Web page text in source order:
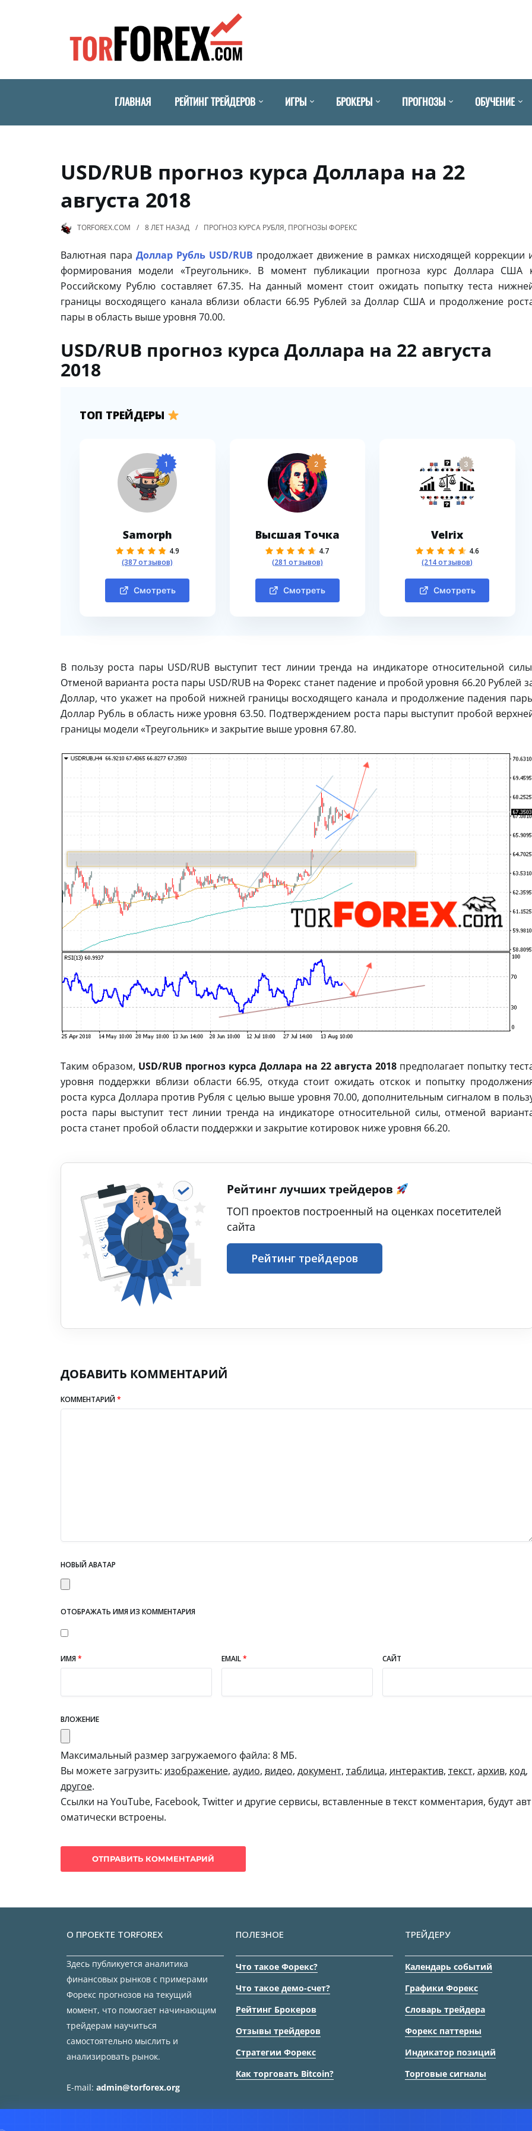
ГЛАВНАЯ РЕЙТИНГ ТРЕЙДЕРОВ ИГРЫ БРОКЕРЫ ПРОГНОЗЫ ОБУЧЕНИЕ
USD/RUB прогноз курса Доллара на 22
августа 2018
TORFOREX.COM 8 ЛЕТ НАЗАД ПРОГНОЗ КУРСА РУБЛЯ, ПРОГНОЗЫ ФОРЕКС
Валютная параДоллар Рубль USD/RUB продолжает движение в рамках нисходящей коррекции
формирования модели «Треугольник». В момент публикации прогноза курс Доллара США
Российскому Рублю составляет 67.35. На данный момент стоит ожидать попытку теста
границы восходящего канала вблизи области 66.95 Рублей за Доллар США и продолжение
пары в область выше уровня 70.00.
USD/RUB прогноз курса Доллара на 22 августа
2018
ТОП ТРЕЙДЕРЫ
1
Samorph
4.9
(387 отзывов)
Смотреть
2
Высшая Точка
4.7
(281 отзывов)
Смотреть
3
Velrix
4.6
(214 отзывов)
Смотреть
В пользу роста пары USD/RUB выступит тест линии тренда на индикаторе относительной
Отменой варианта роста пары USD/RUB на Форекс станет падение и пробой уровня 66.20 Рублей
Доллар, что укажет на пробой нижней границы восходящего канала и продолжение падения
Доллар Рубль в область ниже уровня 63.50. Подтверждением роста пары выступит пробой
границы модели «Треугольник» и закрытие выше уровня 67.80.
Таким образом, USD/RUB прогноз курса Доллара на 22 августа 2018предполагает попытку
уровня поддержки вблизи области 66.95, откуда стоит ожидать отскок и попытку
роста курса Доллара против Рубля с целью выше уровня 70.00, дополнительным сигналом в
роста пары выступит тест линии тренда на индикаторе относительной силы, отменой
роста станет пробой области поддержки и закрытие котировок ниже уровня 66.20.
Рейтинг лучших трейдеров
ТОП проектов построенный на оценках посетителей
сайта
Рейтинг трейдеров
ДОБАВИТЬ КОММЕНТАРИЙ
КОММЕНТАРИЙ*
НОВЫЙ АВАТАР
ОТОБРАЖАТЬ ИМЯ ИЗ КОММЕНТАРИЯ
ИМЯ* EMAIL* САЙТ
ВЛОЖЕНИЕ
Максимальный размер загружаемого файла: 8 МБ.
Вы можете загрузить: изображение, аудио, видео, документ, таблица, интерактив, текст, архив, код,
другое.
Ссылки на YouTube, Facebook, Twitter и другие сервисы, вставленные в текст комментария, будут авт
оматически встроены.
О ПРОЕКТЕ TORFOREX
Здесь публикуется аналитика
финансовых рынков с примерами
Форекс прогнозов на текущий
момент, что помогает начинающим
трейдерам научиться
самостоятельно мыслить и
анализировать рынок.
E-mail: admin@torforex.org
ПОЛЕЗНОЕ
Что такое Форекс?
Что такое демо-счет?
Рейтинг Брокеров
Отзывы трейдеров
Стратегии Форекс
Как торговать Bitcoin?
ТРЕЙДЕРУ
Календарь событий
Графики Форекс
Словарь трейдера
Форекс паттерны
Индикатор позиций
Торговые сигналы